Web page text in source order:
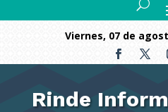
viernes, 07 de
Rinde